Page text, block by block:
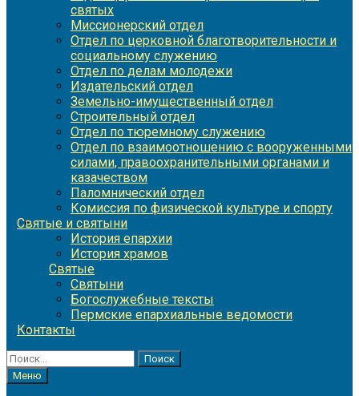
святых
Миссионерский отдел
Отдел по церковной благотворительности и
социальному служению
Отдел по делам молодежи
Издательский отдел
Земельно-имущественный отдел
Строительный отдел
Отдел по тюремному служению
Отдел по взаимоотношению с вооруженными
силами, правоохранительными органами и
казачеством
Паломнический отдел
Комиссия по физической культуре и спорту
Святые и святыни
История епархии
История храмов
Святые
Святыни
Богослужебные тексты
Пермские епархиальные ведомости
Контакты
Найти:
Меню